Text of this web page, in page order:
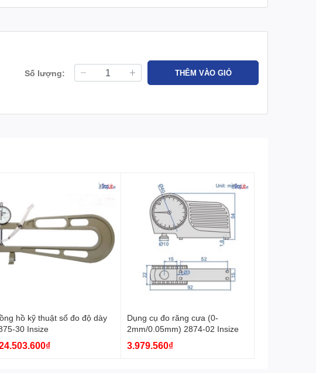
Số lượng: THÊM VÀO GIỎ
hồ kỹ thuật số đo độ dày
30 Insize
Dụng cụ đo răng cưa (0-
2mm/0.05mm) 2874-02 Insize
3.979.560₫